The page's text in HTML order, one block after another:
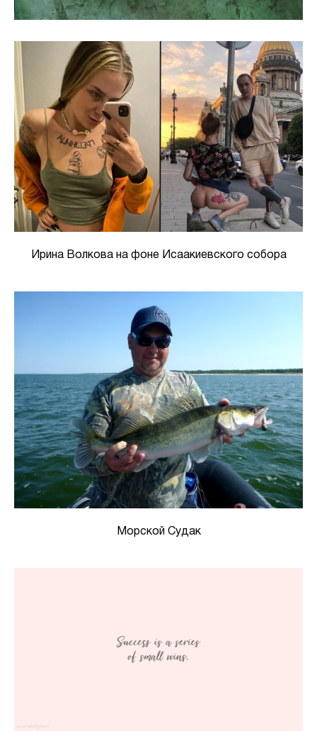
Ирина Волкова на фоне Исаакиевского собора
Морской Судак